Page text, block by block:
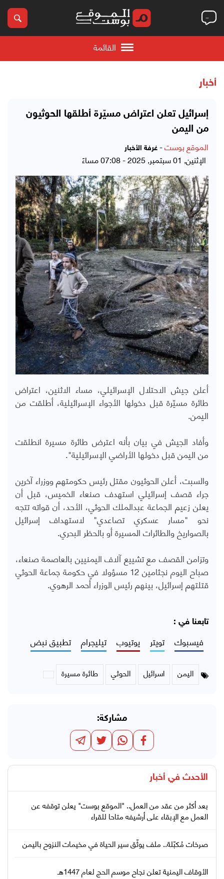
القائمة
أخبار
إسرائيل تعلن اعتراض مسيّرة أطلقها الحوثيون
من اليمن
الموقع بوست- غرفة الأخبار
الإثنين, 01 سبتمبر, 2025 - 07:08 مساءً
أعلن جيش الاحتلال الإسرائيلي، مساء الاثنين، اعتراض
طائرة مسيّرة قبل دخولها الأجواء الإسرائيلية، أطلقت من
اليمن.
وأفاد الجيش في بيان بأنه اعترض طائرة مسيرة انطلقت
من اليمن قبل دخولها الأراضي الإسرائيلية".
والسبت، أعلن الحوثيون مقتل رئيس حكومتهم ووزراء آخرين
جراء قصف إسرائيلي استهدف صنعاء الخميس، قبل أن
يعلن زعيم الجماعة عبدالملك الحوثي، الأحد، أن قواته تتجه
نحو "مسار عسكري تصاعدي" لاستهداف إسرائيل
بالصواريخ والطائرات المسيرة أو بالحظر البحري.
وتزامن القصف مع تشييع آلاف اليمنيين بالعاصمة صنعاء،
صباح اليوم نجثامين 12 مسؤولا في حكومة جماعة الحوثي
قتلتهم إسرائيل، بينهم رئيس الوزراء أحمد الرهوي.
تابعنا في :
فيسبوك تويتر يوتيوب تيليجرام تطبيق نبض
اليمن اسرائيل الحوثي طائرة مسيرة
مشاركة:
الأحدث في أخبار
بعد أكثر من عقد من العمل.. "الموقع بوست" يعلن توقفه عن
العمل مع الإبقاء على أرشيفه متاحا للقراء
صرخات مُكبّلة.. ملف يوثّق سير الحياة في مخيمات النزوح باليمن
الأوقاف اليمنية تعلن نجاح موسم الحج لعام 1447هـ